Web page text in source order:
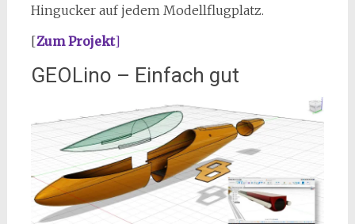
Hingucker auf jedem Modellflugplatz.
[Zum Projekt]
GEOLino – Einfach gut